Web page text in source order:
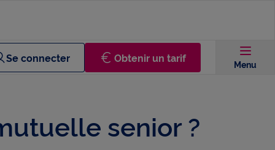
Se connecter Obtenir un tarif
Menu
senior ?